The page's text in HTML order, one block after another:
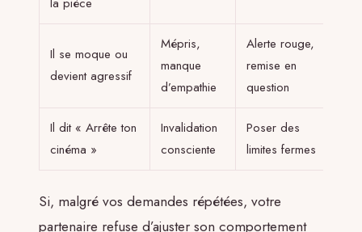
Il se moque ou
devient agressif
Mépris,
manque
d’empathie
Alerte rouge,
remise en
question
Il dit « Arrête ton
cinéma »
Invalidation
consciente
Poser des
limites fermes
Si, malgré vos demandes répétées, votre
partenaire refuse d’ajuster son comportement